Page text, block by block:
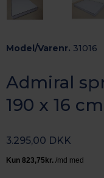
Model/Varenr. 31016
Admiral
190 x 16
3.295,00 DKK